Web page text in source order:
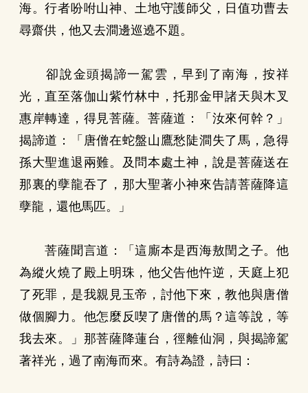
海。行者吩咐山神、土地守護師父，日值功曹去
尋齋供，他又去澗邊巡遶不題。
卻說金頭揭諦一駕雲，早到了南海，按祥
光，直至落伽山紫竹林中，托那金甲諸天與木叉
惠岸轉達，得見菩薩。菩薩道：「汝來何幹？」
揭諦道：「唐僧在蛇盤山鷹愁陡澗失了馬，急得
孫大聖進退兩難。及問本處土神，說是菩薩送在
那裏的孽龍吞了，那大聖著小神來告請菩薩降這
孽龍，還他馬匹。」
菩薩聞言道：「這廝本是西海敖閏之子。他
為縱火燒了殿上明珠，他父告他忤逆，天庭上犯
了死罪，是我親見玉帝，討他下來，教他與唐僧
做個腳力。他怎麼反喫了唐僧的馬？這等說，等
我去來。」那菩薩降蓮台，徑離仙洞，與揭諦駕
著祥光，過了南海而來。有詩為證，詩曰：